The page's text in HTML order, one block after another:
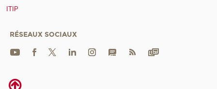
ITIP
RÉSEAUX SOCIAUX